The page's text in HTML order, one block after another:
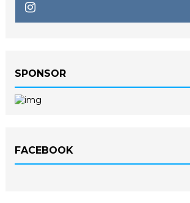
SPONSOR
FACEBOOK